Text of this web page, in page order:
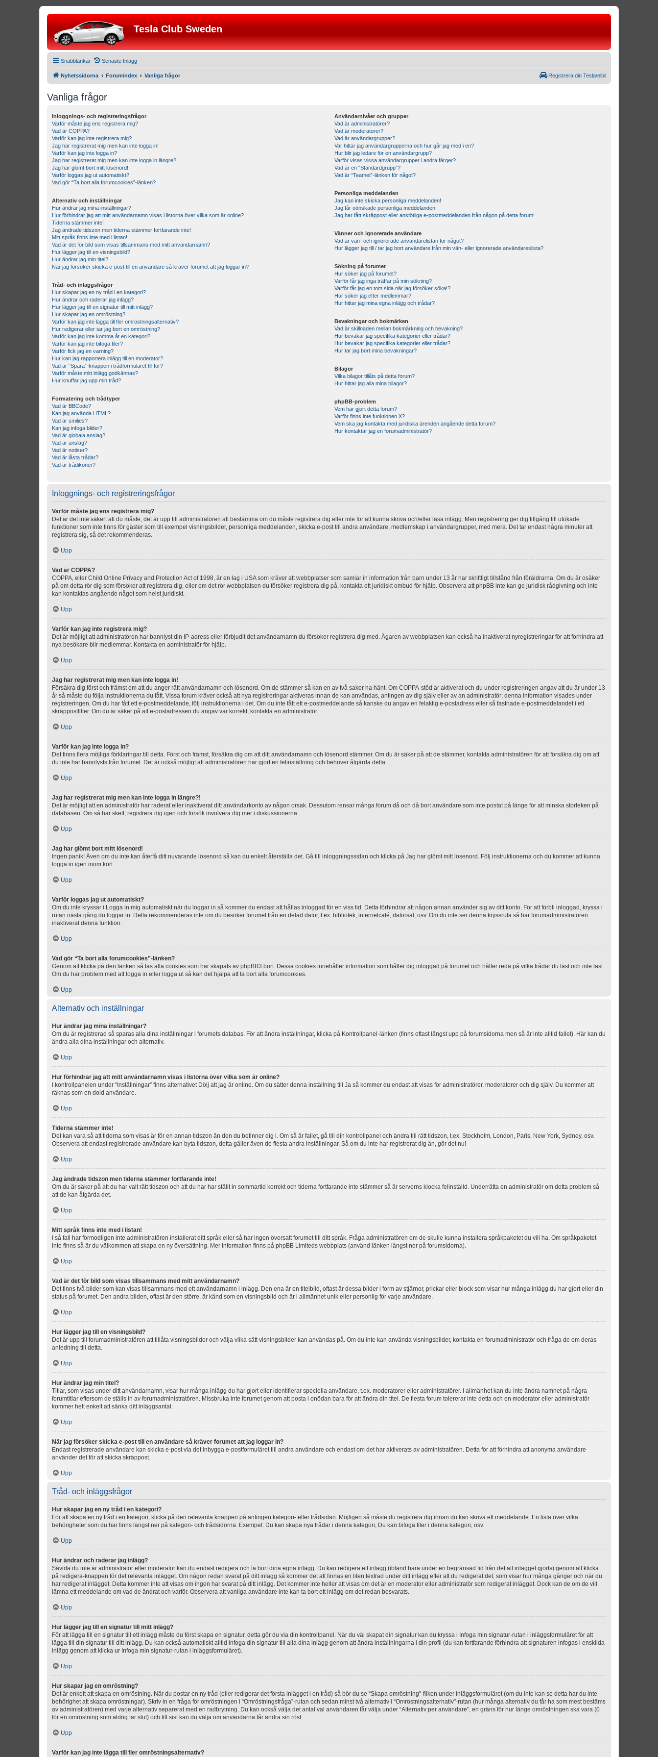
Tesla Club Sweden
Snabblänkar Senaste Inlägg
Nyhetssidorna Forumindex Vanliga frågor Registrera din Tesla/elbil
Vanliga frågor
Inloggnings- och registreringsfrågor
Varför måste jag ens registrera mig?
Vad är COPPA?
Varför kan jag inte registrera mig?
Jag har registrerat mig men kan inte logga in!
Varför kan jag inte logga in?
Jag har registrerat mig men kan inte logga in längre?!
Jag har glömt bort mitt lösenord!
Varför loggas jag ut automatiskt?
Vad gör “Ta bort alla forumcookies”-länken?
Alternativ och inställningar
Hur ändrar jag mina inställningar?
Hur förhindrar jag att mitt användarnamn visas i listorna över vilka som är online?
Tiderna stämmer inte!
Jag ändrade tidszon men tiderna stämmer fortfarande inte!
Mitt språk finns inte med i listan!
Vad är det för bild som visas tillsammans med mitt användarnamn?
Hur lägger jag till en visningsbild?
Hur ändrar jag min titel?
När jag försöker skicka e-post till en användare så kräver forumet att jag loggar in?
Tråd- och inläggsfrågor
Hur skapar jag en ny tråd i en kategori?
Hur ändrar och raderar jag inlägg?
Hur lägger jag till en signatur till mitt inlägg?
Hur skapar jag en omröstning?
Varför kan jag inte lägga till fler omröstningsalternativ?
Hur redigerar eller tar jag bort en omröstning?
Varför kan jag inte komma åt en kategori?
Varför kan jag inte bifoga filer?
Varför fick jag en varning?
Hur kan jag rapportera inlägg till en moderator?
Vad är “Spara”-knappen i trådformuläret till för?
Varför måste mitt inlägg godkännas?
Hur knuffar jag upp min tråd?
Formatering och trådtyper
Vad är BBCode?
Kan jag använda HTML?
Vad är smilies?
Kan jag infoga bilder?
Vad är globala anslag?
Vad är anslag?
Vad är notiser?
Vad är låsta trådar?
Vad är trådikoner?
Användarnivåer och grupper
Vad är administratörer?
Vad är moderatorer?
Vad är användargrupper?
Var hittar jag användargrupperna och hur går jag med i en?
Hur blir jag ledare för en användargrupp?
Varför visas vissa användargrupper i andra färger?
Vad är en “Standardgrupp”?
Vad är “Teamet”-länken för något?
Personliga meddelanden
Jag kan inte skicka personliga meddelanden!
Jag får oönskade personliga meddelanden!
Jag har fått skräppost eller anstötliga e-postmeddelanden från någon på detta forum!
Vänner och ignorerade användare
Vad är vän- och ignorerade användarelistan för något?
Hur lägger jag till / tar jag bort användare från min vän- eller ignorerade användareslista?
Sökning på forumet
Hur söker jag på forumet?
Varför får jag inga träffar på min sökning?
Varför får jag en tom sida när jag försöker söka!?
Hur söker jag efter medlemmar?
Hur hittar jag mina egna inlägg och trådar?
Bevakningar och bokmärken
Vad är skillnaden mellan bokmärkning och bevakning?
Hur bevakar jag specifika kategorier eller trådar?
Hur bevakar jag specifika kategorier eller trådar?
Hur tar jag bort mina bevakningar?
Bilagor
Vilka bilagor tillåts på detta forum?
Hur hittar jag alla mina bilagor?
phpBB-problem
Vem har gjort detta forum?
Varför finns inte funktionen X?
Vem ska jag kontakta med juridiska ärenden angående detta forum?
Hur kontaktar jag en forumadministratör?
Inloggnings- och registreringsfrågor
Varför måste jag ens registrera mig?
Det är det inte säkert att du måste, det är upp till administratören att bestämma om du måste registrera dig eller inte för att kunna skriva och/eller läsa inlägg. Men registrering ger dig tillgång till utökade
funktioner som inte finns för gäster som till exempel visningsbilder, personliga meddelanden, skicka e-post till andra användare, medlemskap i användargrupper, med mera. Det tar endast några minuter att
registrera sig, så det rekommenderas.
Upp
Vad är COPPA?
COPPA, eller Child Online Privacy and Protection Act of 1998, är en lag i USA som kräver att webbplatser som samlar in information från barn under 13 år har skriftligt tillstånd från föräldrarna. Om du är osäker
på om detta rör dig som försöker att registrera dig, eller om det rör webbplatsen du försöker registrera dig på, kontakta ett juridiskt ombud för hjälp. Observera att phpBB inte kan ge juridisk rådgivning och inte
kan kontaktas angående något som helst juridiskt.
Upp
Varför kan jag inte registrera mig?
Det är möjligt att administratören har bannlyst din IP-adress eller förbjudit det användarnamn du försöker registrera dig med. Ägaren av webbplatsen kan också ha inaktiverat nyregistreringar för att förhindra att
nya besökare blir medlemmar. Kontakta en administratör för hjälp.
Upp
Jag har registrerat mig men kan inte logga in!
Försäkra dig först och främst om att du anger rätt användarnamn och lösenord. Om de stämmer så kan en av två saker ha hänt. Om COPPA-stöd är aktiverat och du under registreringen angav att du är under 13
år så måste du följa instruktionerna du fått. Vissa forum kräver också att nya registreringar aktiveras innan de kan användas, antingen av dig själv eller av an administratör; denna information visades under
registreringen. Om du har fått ett e-postmeddelande, följ instruktionerna i det. Om du inte fått ett e-postmeddelande så kanske du angav en felaktig e-postadress eller så fastnade e-postmeddelandet i ett
skräppostfilter. Om du är säker på att e-postadressen du angav var korrekt, kontakta en administratör.
Upp
Varför kan jag inte logga in?
Det finns flera möjliga förklaringar till detta. Först och främst, försäkra dig om att ditt användarnamn och lösenord stämmer. Om du är säker på att de stämmer, kontakta administratören för att försäkra dig om att
du inte har bannlysts från forumet. Det är också möjligt att administratören har gjort en felinställning och behöver åtgärda detta.
Upp
Jag har registrerat mig men kan inte logga in längre?!
Det är möjligt att en administratör har raderat eller inaktiverat ditt användarkonto av någon orsak. Dessutom rensar många forum då och då bort användare som inte postat på länge för att minska storleken på
databasen. Om så har skett, registrera dig igen och försök involvera dig mer i diskussionerna.
Upp
Jag har glömt bort mitt lösenord!
Ingen panik! Även om du inte kan återfå ditt nuvarande lösenord så kan du enkelt återställa det. Gå till inloggningssidan och klicka på Jag har glömt mitt lösenord. Följ instruktionerna och du kommer att kunna
logga in igen inom kort.
Upp
Varför loggas jag ut automatiskt?
Om du inte kryssar i Logga in mig automatiskt när du loggar in så kommer du endast att hållas inloggad för en viss tid. Detta förhindrar att någon annan använder sig av ditt konto. För att förbli inloggad, kryssa i
rutan nästa gång du loggar in. Detta rekommenderas inte om du besöker forumet från en delad dator, t.ex. bibliotek, internetcafé, datorsal, osv. Om du inte ser denna kryssruta så har forumadministratören
inaktiverat denna funktion.
Upp
Vad gör “Ta bort alla forumcookies”-länken?
Genom att klicka på den länken så tas alla cookies som har skapats av phpBB3 bort. Dessa cookies innehåller information som håller dig inloggad på forumet och håller reda på vilka trådar du läst och inte läst.
Om du har problem med att logga in eller logga ut så kan det hjälpa att ta bort alla forumcookies.
Upp
Alternativ och inställningar
Hur ändrar jag mina inställningar?
Om du är registrerad så sparas alla dina inställningar i forumets databas. För att ändra inställningar, klicka på Kontrollpanel-länken (finns oftast längst upp på forumsidorna men så är inte alltid fallet). Här kan du
ändra alla dina inställningar och alternativ.
Upp
Hur förhindrar jag att mitt användarnamn visas i listorna över vilka som är online?
I kontrollpanelen under “Inställningar” finns alternativet Dölj att jag är online. Om du sätter denna inställning till Ja så kommer du endast att visas för administratörer, moderatorer och dig själv. Du kommer att
räknas som en dold användare.
Upp
Tiderna stämmer inte!
Det kan vara så att tiderna som visas är för en annan tidszon än den du befinner dig i. Om så är fallet, gå till din kontrollpanel och ändra till rätt tidszon, t.ex. Stockholm, London, Paris, New York, Sydney, osv.
Observera att endast registrerade användare kan byta tidszon, detta gäller även de flesta andra inställningar. Så om du inte har registrerat dig än, gör det nu!
Upp
Jag ändrade tidszon men tiderna stämmer fortfarande inte!
Om du är säker på att du har valt rätt tidszon och att du har har ställt in sommartid korrekt och tiderna fortfarande inte stämmer så är serverns klocka felinställd. Underrätta en administratör om detta problem så
att de kan åtgärda det.
Upp
Mitt språk finns inte med i listan!
I så fall har förmodligen inte administratören installerat ditt språk eller så har ingen översatt forumet till ditt språk. Fråga administratören om de skulle kunna installera språkpaketet du vill ha. Om språkpaketet
inte finns så är du välkommen att skapa en ny översättning. Mer information finns på phpBB Limiteds webbplats (använd länken längst ner på forumsidorna).
Upp
Vad är det för bild som visas tillsammans med mitt användarnamn?
Det finns två bilder som kan visas tillsammans med ett användarnamn i inlägg. Den ena är en titelbild, oftast är dessa bilder i form av stjärnor, prickar eller block som visar hur många inlägg du har gjort eller din
status på forumet. Den andra bilden, oftast är den större, är känd som en visningsbild och är i allmänhet unik eller personlig för varje användare.
Upp
Hur lägger jag till en visningsbild?
Det är upp till forumadministratören att tillåta visningsbilder och välja vilka sätt visningsbilder kan användas på. Om du inte kan använda visningsbilder, kontakta en forumadministratör och fråga de om deras
anledning till detta.
Upp
Hur ändrar jag min titel?
Titlar, som visas under ditt användarnamn, visar hur många inlägg du har gjort eller identifierar speciella användare, t.ex. moderatorer eller administratörer. I allmänhet kan du inte ändra namnet på några
forumtitlar eftersom de ställs in av forumadministratören. Missbruka inte forumet genom att posta i onödan bara för att ändra din titel. De flesta forum tolererar inte detta och en moderator eller administratör
kommer helt enkelt att sänka ditt inläggsantal.
Upp
När jag försöker skicka e-post till en användare så kräver forumet att jag loggar in?
Endast registrerade användare kan skicka e-post via det inbygga e-postformuläret till andra användare och endast om det har aktiverats av administratören. Detta för att förhindra att anonyma användare
använder det för att skicka skräppost.
Upp
Tråd- och inläggsfrågor
Hur skapar jag en ny tråd i en kategori?
För att skapa en ny tråd i en kategori, klicka på den relevanta knappen på antingen kategori- eller trådsidan. Möjligen så måste du registrera dig innan du kan skriva ett meddelande. En lista över vilka
behörigheter som du har finns längst ner på kategori- och trådsidorna. Exempel: Du kan skapa nya trådar i denna kategori, Du kan bifoga filer i denna kategori, osv.
Upp
Hur ändrar och raderar jag inlägg?
Såvida du inte är administratör eller moderator kan du endast redigera och ta bort dina egna inlägg. Du kan redigera ett inlägg (ibland bara under en begränsad tid från det att inlägget gjorts) genom att klicka
på redigera-knappen för det relevanta inlägget. Om någon redan svarat på ditt inlägg så kommer det att finnas en liten textrad under ditt inlägg efter att du redigerat det, som visar hur många gånger och när du
har redigerat inlägget. Detta kommer inte att visas om ingen har svarat på ditt inlägg. Det kommer inte heller att visas om det är en moderator eller administratör som redigerat inlägget. Dock kan de om de vill
lämna ett meddelande om vad de ändrat och varför. Observera att vanliga användare inte kan ta bort ett inlägg om det redan besvarats.
Upp
Hur lägger jag till en signatur till mitt inlägg?
För att lägga till en signatur till ett inlägg måste du först skapa en signatur, detta gör du via din kontrollpanel. När du väl skapat din signatur kan du kryssa i Infoga min signatur-rutan i inläggsformuläret för att
lägga till din signatur till ditt inlägg. Du kan också automatiskt alltid infoga din signatur till alla dina inlägg genom att ändra inställningarna i din profil (du kan fortfarande förhindra att signaturen infogas i enskilda
inlägg genom att klicka ur Infoga min signatur-rutan i inläggsformuläret).
Upp
Hur skapar jag en omröstning?
Det är enkelt att skapa en omröstning. När du postar en ny tråd (eller redigerar det första inlägget i en tråd) så bör du se “Skapa omröstning”-fliken under inläggsformuläret (om du inte kan se detta har du inte
behörighet att skapa omröstningar). Skriv in en fråga för omröstningen i “Omröstningsfråga”-rutan och sedan minst två alternativ i “Omröstningsalternativ”-rutan (hur många alternativ du får ha som mest bestäms
av administratören) med varje alternativ separerat med en radbrytning. Du kan också välja det antal val användaren får välja under “Alternativ per användare”, en gräns för hur länge omröstningen ska vara (0
för en omröstning som aldrig tar slut) och till sist kan du välja om användarna får ändra sin röst.
Upp
Varför kan jag inte lägga till fler omröstningsalternativ?